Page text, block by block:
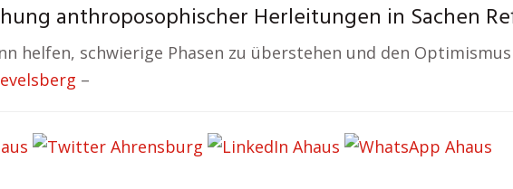
anthroposophischer Herleitungen in Sachen
helfen, schwierige Phasen zu überstehen und den
–